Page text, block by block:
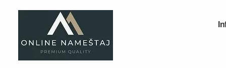
Čiviluci
Komode